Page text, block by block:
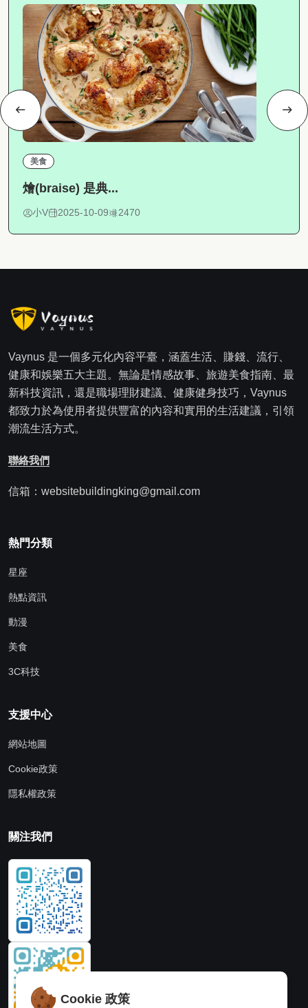
美食
燴(braise) 是典...
小V 2025-10-09 2470
Vaynus 是一個多元化內容平臺，涵蓋生活、賺錢、流行、
健康和娛樂五大主題。無論是情感故事、旅遊美食指南、最
新科技資訊，還是職場理財建議、健康健身技巧，Vaynus
都致力於為使用者提供豐富的內容和實用的生活建議，引領
潮流生活方式。
聯絡我們
信箱：websitebuildingking@gmail.com
熱門分類
星座
熱點資訊
動漫
美食
3C科技
支援中心
網站地圖
Cookie政策
隱私權政策
關注我們
Cookie 政策